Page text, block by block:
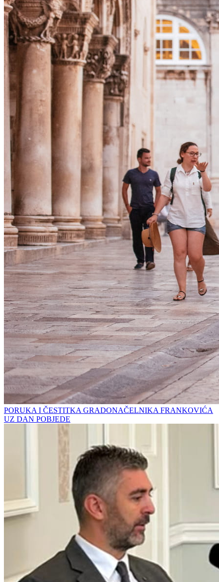
PORUKA I ČESTITKA GRADONAČELNIKA FRANKOVIĆA
UZ DAN POBJEDE